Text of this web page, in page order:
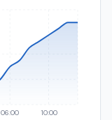
06:00 10:00